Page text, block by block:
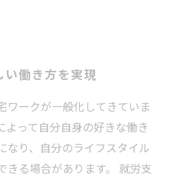
い働き方を実現
ワークが一般化してきていま
よって自分自身の好きな働き
なり、自分のライフスタイル
きる場合があります。 就労支